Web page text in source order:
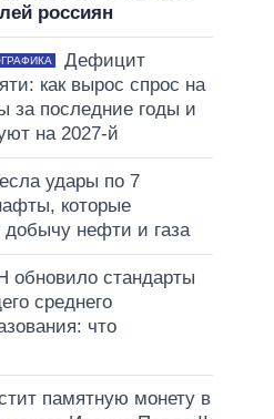
россиян
Дефицит
как вырос спрос на
за последние годы и
на 2027-й
удары по 7
которые
добычу нефти и газа
обновило стандарты
среднего
что
памятную монету в